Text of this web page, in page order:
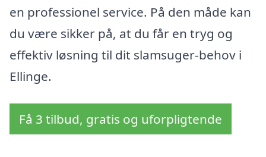
en professionel service. På den måde kan
du være sikker på, at du får en tryg og
effektiv løsning til dit slamsuger-behov i
Ellinge.
Få 3 tilbud, gratis og uforpligtende